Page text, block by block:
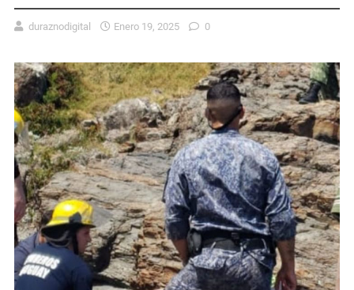
duraznodigital Enero 19, 2025 0